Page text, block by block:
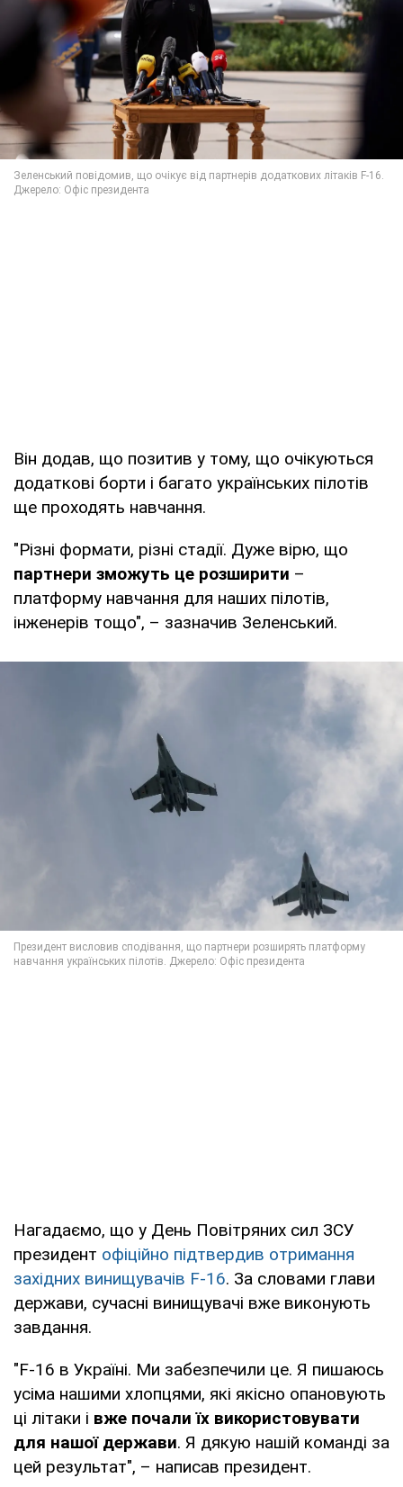
Він додав, що позитив у тому, що очікуються
додаткові борти і багато українських пілотів
ще проходять навчання.
"Різні формати, різні стадії. Дуже вірю, що
партнери зможуть це розширити –
платформу навчання для наших пілотів,
інженерів тощо", – зазначив Зеленський.
Нагадаємо, що у День Повітряних сил ЗСУ
президент офіційно підтвердив отримання
західних винищувачів F-16. За словами глави
держави, сучасні винищувачі вже виконують
завдання.
"F-16 в Україні. Ми забезпечили це. Я пишаюсь
усіма нашими хлопцями, які якісно опановують
ці літаки і вже почали їх використовувати
для нашої держави. Я дякую нашій команді за
цей результат", – написав президент.